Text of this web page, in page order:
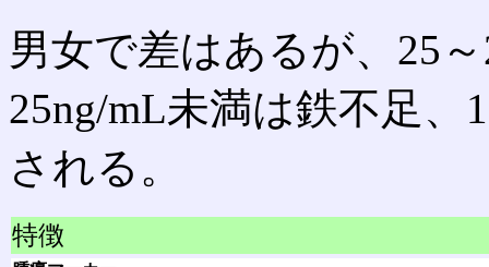
男女で差はあるが、25
25ng/mL未満は鉄不足、
される。
特徴